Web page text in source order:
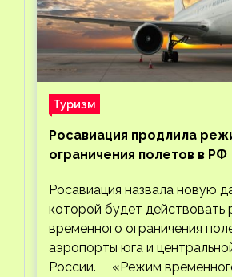
Туризм
Росавиация продлила
ограничения полетов в РФ
Росавиация назвала новую
которой будет действовать
временного ограничения
аэропорты юга и
России. «Режим